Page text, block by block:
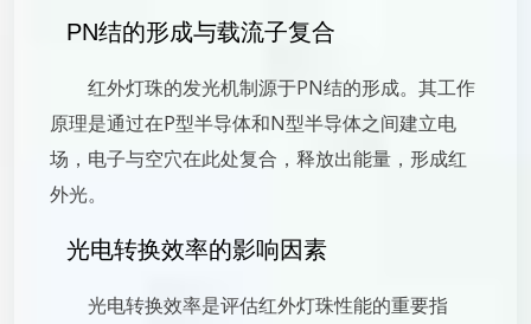
PN结的形成与载流子复合
红外灯珠的发光机制源于PN结的形成。其工作
原理是通过在P型半导体和N型半导体之间建立电
场，电子与空穴在此处复合，释放出能量，形成红
外光。
光电转换效率的影响因素
光电转换效率是评估红外灯珠性能的重要指